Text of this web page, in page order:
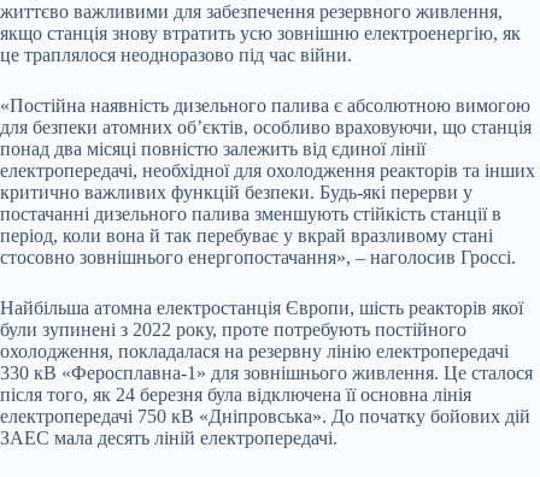
життєво важливими для забезпечення резервного живлення,
якщо станція знову втратить усю зовнішню електроенергію, як
це траплялося неодноразово під час війни.
«Постійна наявність дизельного палива є абсолютною вимогою
для безпеки атомних об’єктів, особливо враховуючи, що станція
понад два місяці повністю залежить від єдиної лінії
електропередачі, необхідної для охолодження реакторів та інших
критично важливих функцій безпеки. Будь-які перерви у
постачанні дизельного палива зменшують стійкість станції в
період, коли вона й так перебуває у вкрай вразливому стані
стосовно зовнішнього енергопостачання», – наголосив Гроссі.
Найбільша атомна електростанція Європи, шість реакторів якої
були зупинені з 2022 року, проте потребують постійного
охолодження, покладалася на резервну лінію електропередачі
330 кВ «Феросплавна-1» для зовнішнього живлення. Це сталося
після того, як 24 березня була відключена її основна лінія
електропередачі 750 кВ «Дніпровська». До початку бойових дій
ЗАЕС мала десять ліній електропередачі.